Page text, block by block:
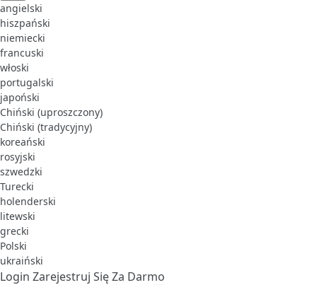
angielski
hiszpański
niemiecki
francuski
włoski
portugalski
japoński
Chiński (uproszczony)
Chiński (tradycyjny)
koreański
rosyjski
szwedzki
Turecki
holenderski
litewski
grecki
Polski
ukraiński
Login Zarejestruj Się Za Darmo